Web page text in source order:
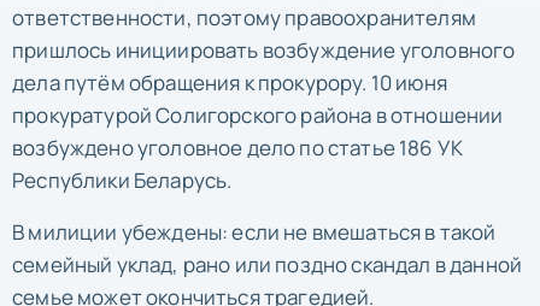
ответственности, поэтому правоохранителям
пришлось инициировать возбуждение уголовного
дела путём обращения к прокурору. 10 июня
прокуратурой Солигорского района в отношении
возбуждено уголовное дело по статье 186 УК
Республики Беларусь.
В милиции убеждены: если не вмешаться в такой
семейный уклад, рано или поздно скандал в данной
семье может окончиться трагедией.